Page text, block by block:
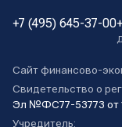
+7 (495) 645-37-00
Сайт финансово-
Свидетельство о
Эл №ФС77-53773 от
Учредитель: